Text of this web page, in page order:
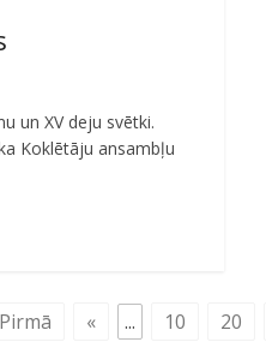
un XV deju svētki.
Koklētāju ansambļu
« ... 10 20